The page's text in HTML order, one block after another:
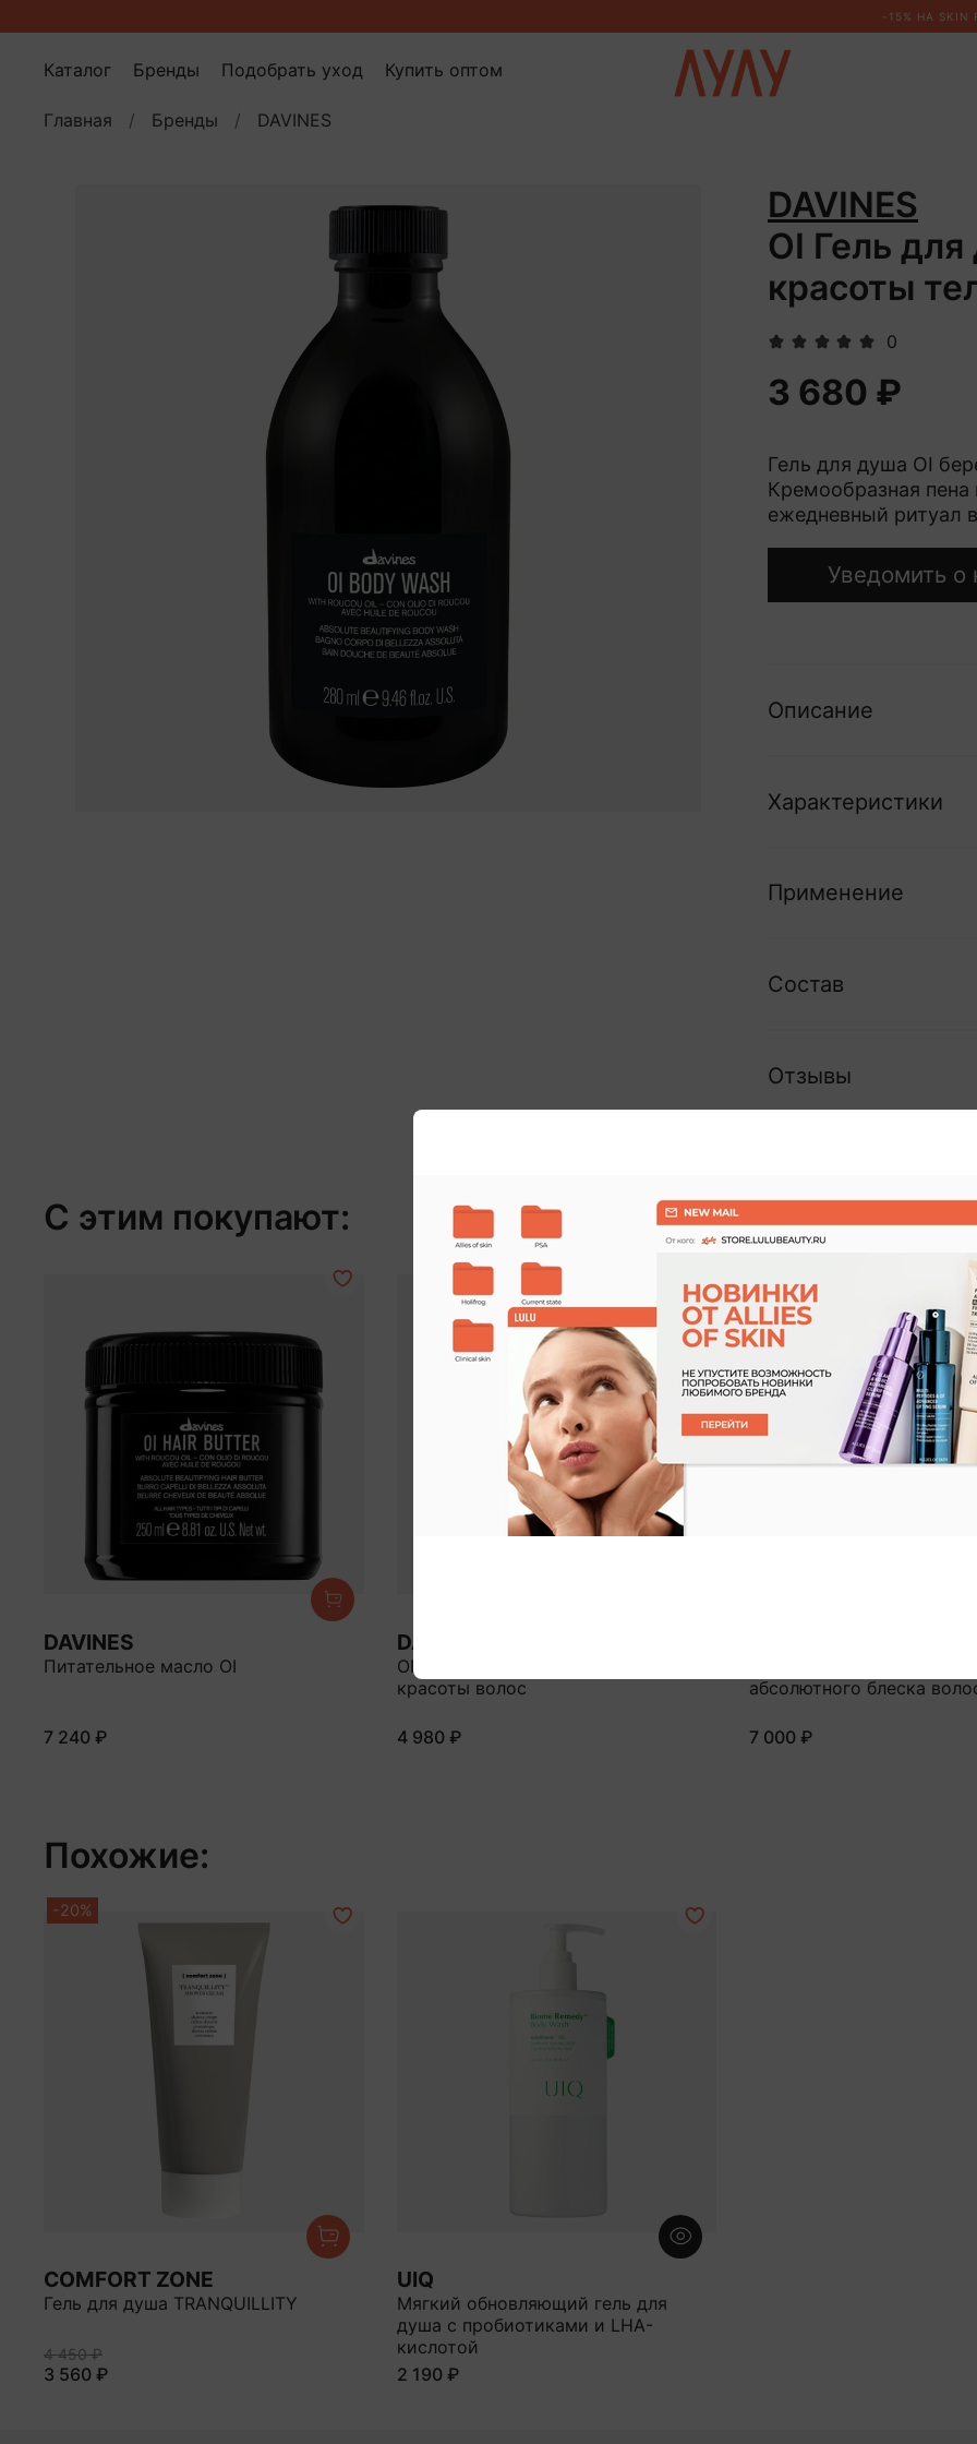
Каталог Бренды Подобрать уход Купить оптом
Главная Бренды DAVINES
0
DAVINES
OI Гель
красоты
3 680 ₽
Уведомить о
Гель для душа OI
Кремообразная
ежедневный ритуал
Описание
Характеристики
Применение
Состав
Отзывы
С этим покупают:
DAVINES
Питательное масло OI
7 240 ₽
DAVINES
OI Шампунь для абсолютной
красоты волос
4 980 ₽
абсолютного блеска
7 000 ₽
Похожие:
-20%
COMFORT ZONE
Гель для душа TRANQUILLITY
4 450 ₽
3 560 ₽
UIQ
Мягкий обновляющий гель для
душа с пробиотиками и LHA-
кислотой
2 190 ₽